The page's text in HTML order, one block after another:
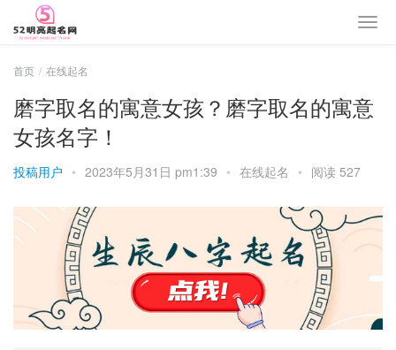
首页 在线起名
磨字取名的寓意女孩？磨字取名的寓意
女孩名字！
投稿用户 • 2023年5月31日 pm1:39 • 在线起名 • 阅读 527